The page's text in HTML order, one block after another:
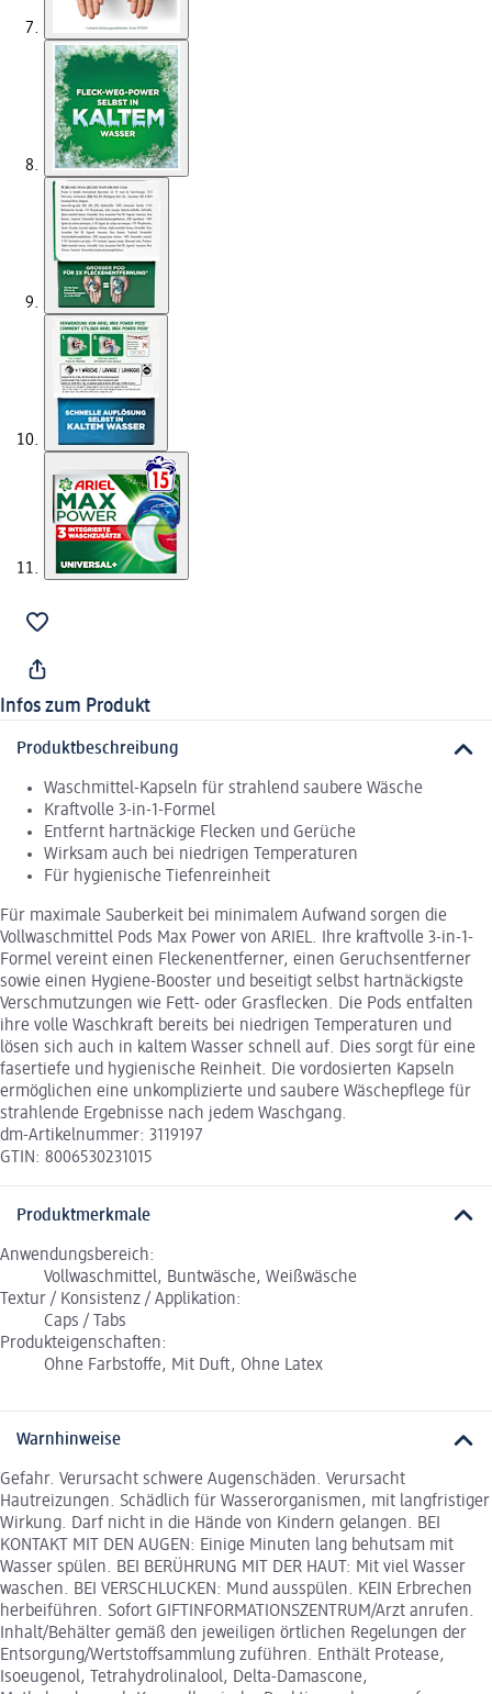
Infos zum Produkt
Produktbeschreibung
Waschmittel-Kapseln für strahlend saubere Wäsche
Kraftvolle 3-in-1-Formel
Entfernt hartnäckige Flecken und Gerüche
Wirksam auch bei niedrigen Temperaturen
Für hygienische Tiefenreinheit
Für maximale Sauberkeit bei minimalem Aufwand sorgen die
Vollwaschmittel Pods Max Power von ARIEL. Ihre kraftvolle 3-in-1-
Formel vereint einen Fleckenentferner, einen Geruchsentferner
sowie einen Hygiene-Booster und beseitigt selbst hartnäckigste
Verschmutzungen wie Fett- oder Grasflecken. Die Pods entfalten
ihre volle Waschkraft bereits bei niedrigen Temperaturen und
lösen sich auch in kaltem Wasser schnell auf. Dies sorgt für eine
fasertiefe und hygienische Reinheit. Die vordosierten Kapseln
ermöglichen eine unkomplizierte und saubere Wäschepflege für
strahlende Ergebnisse nach jedem Waschgang.
dm-Artikelnummer: 3119197
GTIN: 8006530231015
Produktmerkmale
Anwendungsbereich:
Vollwaschmittel, Buntwäsche, Weißwäsche
Textur / Konsistenz / Applikation:
Caps / Tabs
Produkteigenschaften:
Ohne Farbstoffe, Mit Duft, Ohne Latex
Warnhinweise
Gefahr. Verursacht schwere Augenschäden. Verursacht
Hautreizungen. Schädlich für Wasserorganismen, mit langfristiger
Wirkung. Darf nicht in die Hände von Kindern gelangen. BEI
KONTAKT MIT DEN AUGEN: Einige Minuten lang behutsam mit
Wasser spülen. BEI BERÜHRUNG MIT DER HAUT: Mit viel Wasser
waschen. BEI VERSCHLUCKEN: Mund ausspülen. KEIN Erbrechen
herbeiführen. Sofort GIFTINFORMATIONSZENTRUM/Arzt anrufen.
Inhalt/Behälter gemäß den jeweiligen örtlichen Regelungen der
Entsorgung/Wertstoffsammlung zuführen. Enthält Protease,
Isoeugenol, Tetrahydrolinalool, Delta-Damascone,